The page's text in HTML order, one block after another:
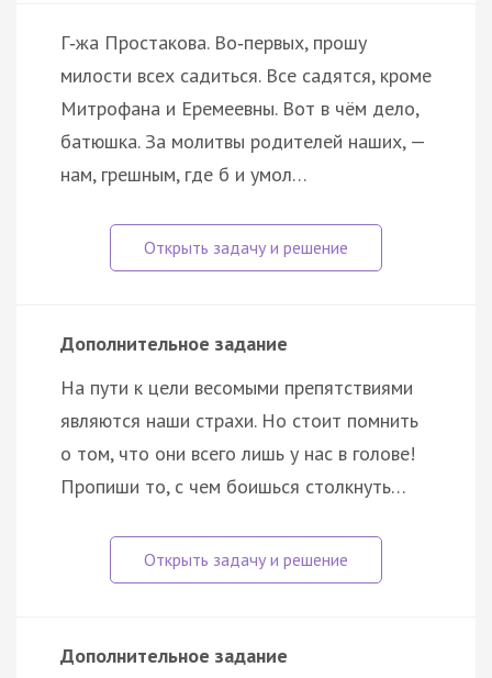
Г‑жа Простакова. Во‑первых, прошу
милости всех садиться. Все садятся, кроме
Митрофана и Еремеевны. Вот в чём дело,
батюшка. За молитвы родителей наших, —
нам, грешным, где б и умол…
Дополнительное задание
На пути к цели весомыми препятствиями
являются наши страхи. Но стоит помнить
о том, что они всего лишь у нас в голове!
Пропиши то, с чем боишься столкнуть…
Дополнительное задание